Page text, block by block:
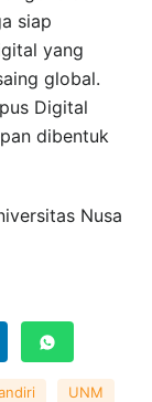
siap
yang
global.
Digital
dibentuk
Nusa
UNM